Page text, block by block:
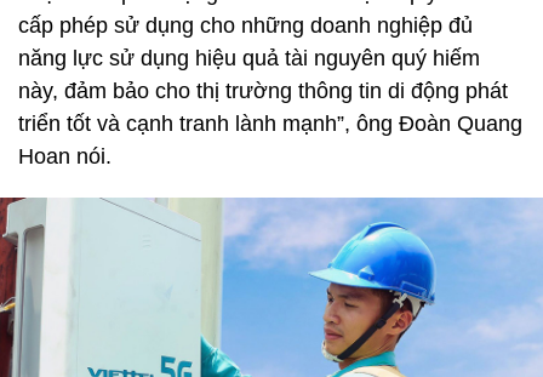
cấp phép sử dụng cho những doanh nghiệp đủ
năng lực sử dụng hiệu quả tài nguyên quý hiếm
này, đảm bảo cho thị trường thông tin di động phát
triển tốt và cạnh tranh lành mạnh”, ông Đoàn Quang
Hoan nói.